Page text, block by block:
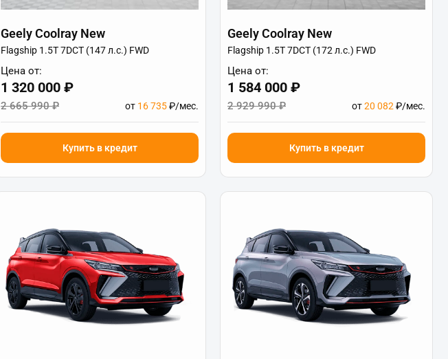
Geely Coolray New
Flagship 1.5T 7DCT (147 л.с.) FWD
Цена от:
1 320 000 ₽
2 665 990 ₽ от 16 735₽/мес.
Купить в кредит
Geely Coolray New
Flagship 1.5T 7DCT (172 л.с.) FWD
Цена от:
1 584 000 ₽
2 929 990 ₽ от20 082 ₽/мес.
Купить в кредит